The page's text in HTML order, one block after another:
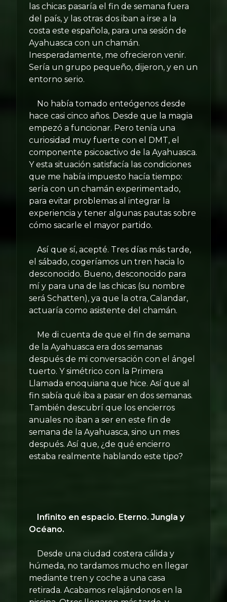
las chicas pasaría el fin de semana fuera
del país, y las otras dos iban a irse a la
costa este española, para una sesión de
Ayahuasca con un chamán.
Inesperadamente, me ofrecieron venir.
Sería un grupo pequeño, dijeron, y en un
entorno serio.
No había tomado enteógenos desde
hace casi cinco años. Desde que la magia
empezó a funcionar. Pero tenía una
curiosidad muy fuerte con el DMT, el
componente psicoactivo de la Ayahuasca.
Y esta situación satisfacía las condiciones
que me había impuesto hacía tiempo:
sería con un chamán experimentado,
para evitar problemas al integrar la
experiencia y tener algunas pautas sobre
cómo sacarle el mayor partido.
Así que sí, acepté. Tres días más tarde,
el sábado, cogeríamos un tren hacia lo
desconocido. Bueno, desconocido para
mí y para una de las chicas (su nombre
será Schatten), ya que la otra, Calandar,
actuaría como asistente del chamán.
Me di cuenta de que el fin de semana
de la Ayahuasca era dos semanas
después de mi conversación con el ángel
tuerto. Y simétrico con la Primera
Llamada enoquiana que hice. Así que al
fin sabía qué iba a pasar en dos semanas.
También descubrí que los encierros
anuales no iban a ser en este fin de
semana de la Ayahuasca, sino un mes
después. Así que, ¿de qué encierro
estaba realmente hablando este tipo?
Infinito en espacio. Eterno. Jungla y
Océano.
Desde una ciudad costera cálida y
húmeda, no tardamos mucho en llegar
mediante tren y coche a una casa
retirada. Acabamos relajándonos en la